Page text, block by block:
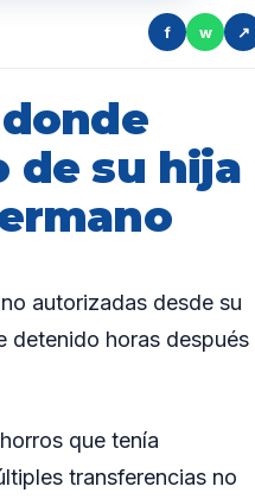
f w ↗
de su hija
autorizadas desde su
detenido horas después
que tenía
transferencias no